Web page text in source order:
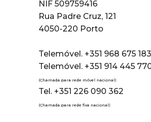
NIF 509759416
Rua Padre Cruz, 121
4050-220 Porto
Telemóvel. +351 968 675 183
Telemóvel. +351 914 445
(Chamada para rede móvel nacional)
Tel. +351 226 090 362
(Chamada para rede fixa nacional)